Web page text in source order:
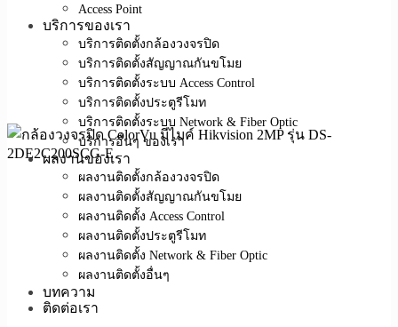
Access Point
บริการของเรา
บริการติดตั้งกล้องวงจรปิด
บริการติดตั้งสัญญาณกันขโมย
บริการติดตั้งระบบ Access Control
บริการติดตั้งประตูรีโมท
บริการติดตั้งระบบ Network & Fiber Optic
บริการอื่นๆ ของเรา
ผลงานของเรา
ผลงานติดตั้งกล้องวงจรปิด
ผลงานติดตั้งสัญญาณกันขโมย
ผลงานติดตั้ง Access Control
ผลงานติดตั้งประตูรีโมท
ผลงานติดตั้ง Network & Fiber Optic
ผลงานติดตั้งอื่นๆ
บทความ
ติดต่อเรา